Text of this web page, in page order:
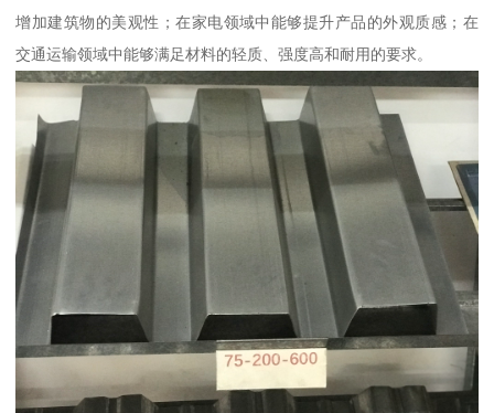
增加建筑物的美观性；在家电领域中能够提升产品的外观质感；在
交通运输领域中能够满足材料的轻质、强度高和耐用的要求。